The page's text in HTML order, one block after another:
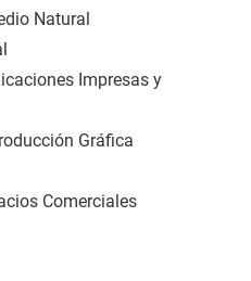
Natural
Impresas y
Gráfica
Comerciales